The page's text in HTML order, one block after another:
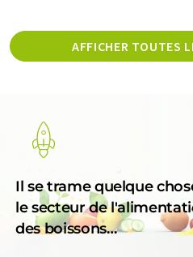
AFFICHER TOUTES
Il se trame quelque
le secteur de
des boissons…